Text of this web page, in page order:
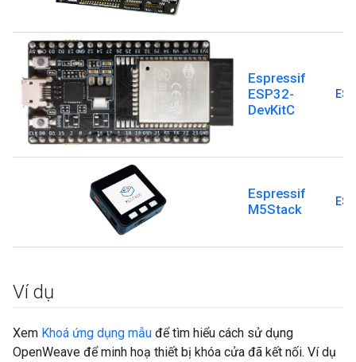
Espressif
ESP32-
DevKitC
Espressif
M5Stack
Ví dụ
Xem Khoá ứng dụng mẫu để tìm hiểu cách sử dụng
OpenWeave để minh hoạ thiết bị khóa cửa đã kết nối. Ví dụ